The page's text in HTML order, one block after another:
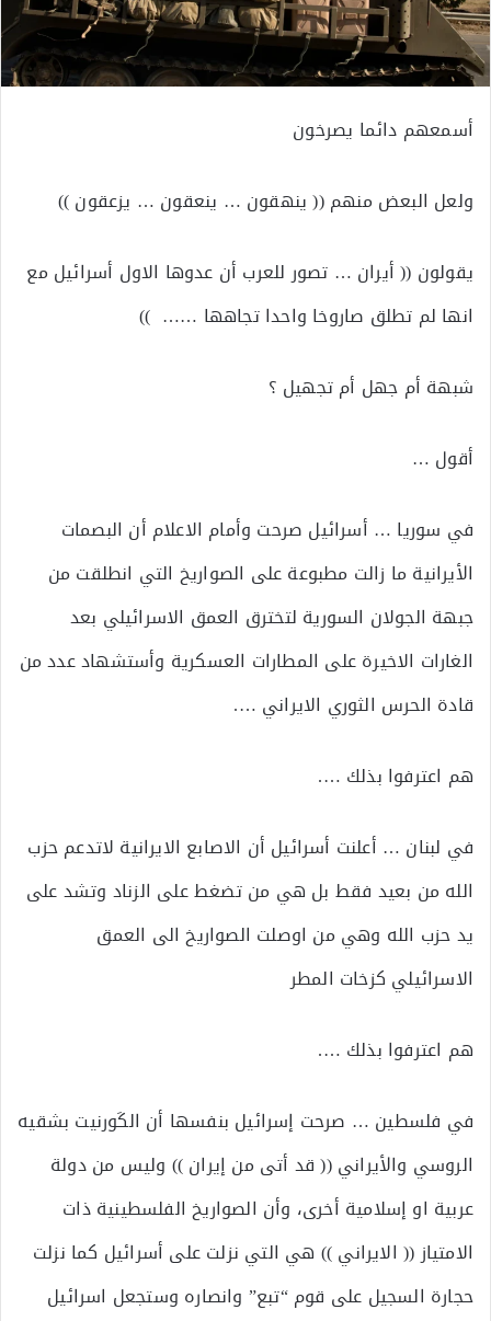
أسمعهم دائما يصرخون
ولعل البعض منهم (( ينهقون … ينعقون … يزعقون ))
يقولون (( أيران … تصور للعرب أن عدوها الاول أسرائيل مع
انها لم تطلق صاروخا واحدا تجاهها …… ))
شبهة أم جهل أم تجهيل ؟
أقول …
في سوريا … أسرائيل صرحت وأمام الاعلام أن البصمات
الأيرانية ما زالت مطبوعة على الصواريخ التي انطلقت من
جبهة الجولان السورية لتخترق العمق الاسرائيلي بعد
الغارات الاخيرة على المطارات العسكرية وأستشهاد عدد من
قادة الحرس الثوري الايراني ….
هم اعترفوا بذلك ….
في لبنان … أعلنت أسرائيل أن الاصابع الايرانية لاتدعم حزب
الله من بعيد فقط بل هي من تضغط على الزناد وتشد على
يد حزب الله وهي من اوصلت الصواريخ الى العمق
الاسرائيلي كزخات المطر
هم اعترفوا بذلك ….
في فلسطين … صرحت إسرائيل بنفسها أن الكَورنيت بشقيه
الروسي والأيراني (( قد أتى من إيران )) وليس من دولة
عربية او إسلامية أخرى، وأن الصواريخ الفلسطينية ذات
الامتياز (( الايراني )) هي التي نزلت على أسرائيل كما نزلت
حجارة السجيل على قوم “تبع” وانصاره وستجعل اسرائيل